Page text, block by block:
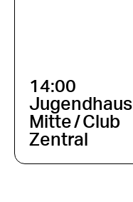
14:00
Jugendhaus
Mitte/Club
Zentral